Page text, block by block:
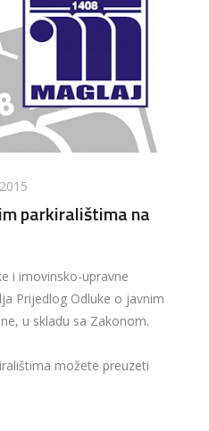
parkiralištima na
i imovinsko-upravne
Prijedlog Odluke o javnim
u skladu sa Zakonom.
možete preuzeti